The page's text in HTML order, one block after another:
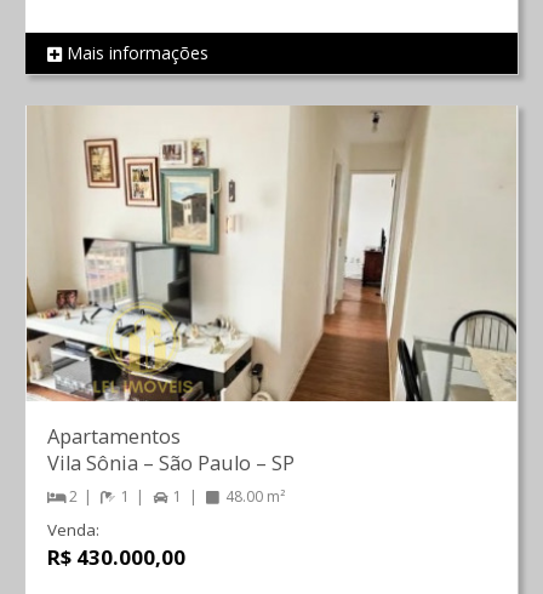
REF 687
Mais informações
Apartamentos
Vila Sônia – São Paulo – SP
2 1 1 48.00 m²
Venda:
R$ 430.000,00